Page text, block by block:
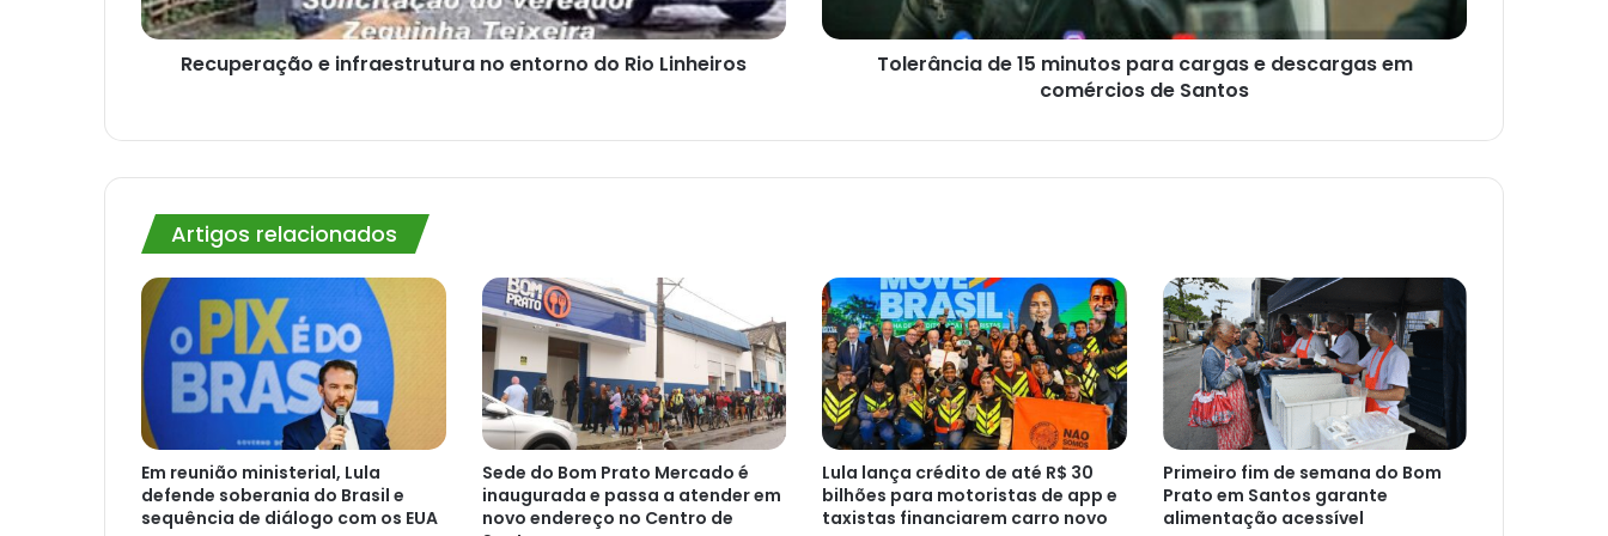
Recuperação e infraestrutura no entorno do Rio Linheiros
Santos
Tolerância de 15 minutos para cargas e descargas em
comércios de Santos
Artigos relacionados
Em reunião ministerial, Lula
defende soberania do Brasil e
sequência de diálogo com os EUA
Sede do Bom Prato Mercado é
inaugurada e passa a atender em
novo endereço no Centro de
Lula lança crédito de até R$ 30
bilhões para motoristas de app e
taxistas financiarem carro novo
Primeiro fim de semana do Bom
Prato em Santos garante
alimentação acessível